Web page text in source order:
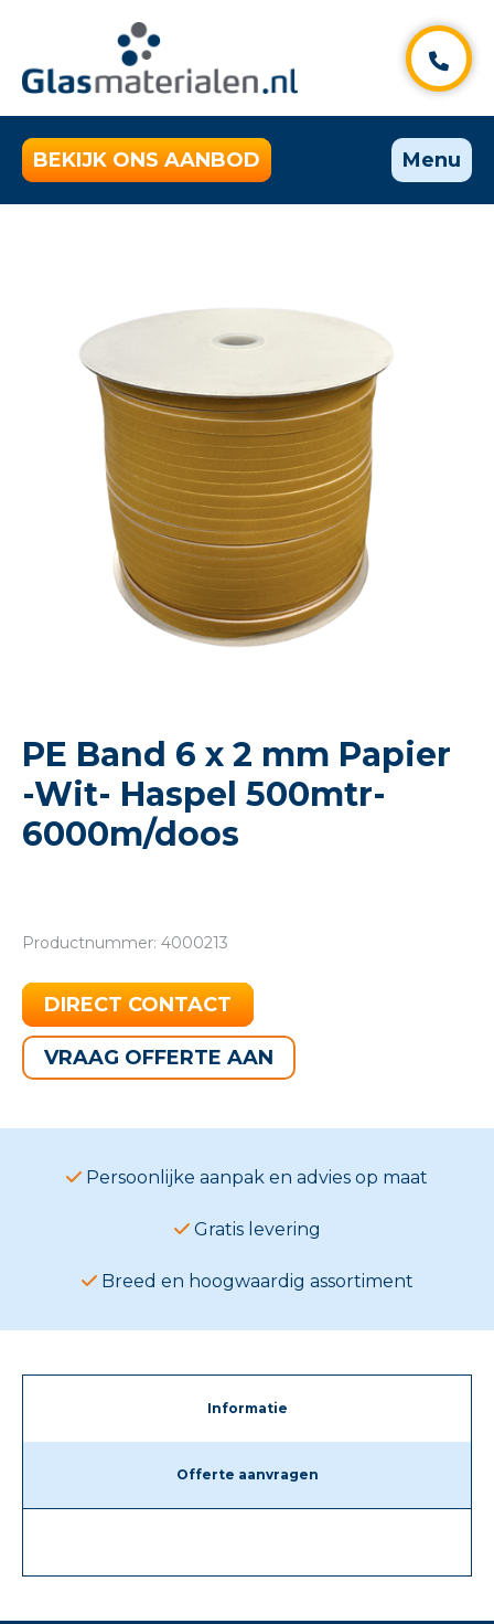
BEKIJK ONS AANBOD Menu
PE Band 6 x 2 mm Papier
-Wit- Haspel 500mtr-
6000m/doos
Productnummer: 4000213
DIRECT CONTACT
VRAAG OFFERTE AAN
Persoonlijke aanpak en advies op maat
Gratis levering
Breed en hoogwaardig assortiment
Informatie
Offerte aanvragen